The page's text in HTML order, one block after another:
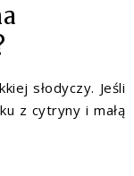
słodyczy. Jeśli
z cytryny i małą